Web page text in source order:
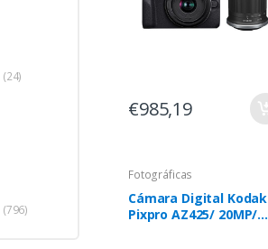
(24)
(796)
€985,19
Fotográficas
Cámara Digital Kodak
Pixpro AZ425/ 20MP/